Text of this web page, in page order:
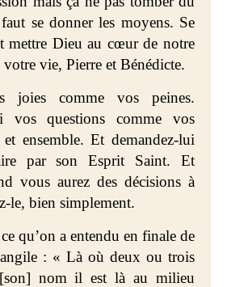
se donner les moyens. Se
mettre Dieu au cœur de notre
vie, Pierre et Bénédicte.
joies comme vos peines.
vos questions comme vos
ensemble. Et demandez-lui
par son Esprit Saint. Et
vous aurez des décisions à
le, bien simplement.
qu’on a entendu en finale de
: « Là où deux ou trois
nom il est là au milieu